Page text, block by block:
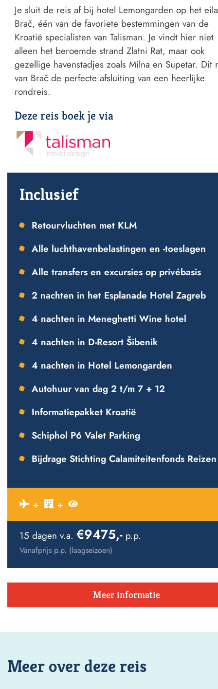
Je sluit de reis af bij hotel Lemongarden op het
Brač, één van de favoriete bestemmingen van de
Kroatië specialisten van Talisman. Je vindt hier niet
alleen het beroemde strand Zlatni Rat, maar ook
gezellige havenstadjes zoals Milna en Supetar. Dit
van Brač de perfecte afsluiting van een heerlijke
rondreis.
Deze reis boek je via
Inclusief
Retourvluchten met KLM
Alle luchthavenbelastingen en -toeslagen
Alle transfers en excursies op privébasis
2 nachten in het Esplanade Hotel Zagreb
4 nachten in Meneghetti Wine hotel
4 nachten in D-Resort Šibenik
4 nachten in Hotel Lemongarden
Autohuur van dag 2 t/m 7 + 12
Informatiepakket Kroatië
Schiphol P6 Valet Parking
Bijdrage Stichting Calamiteitenfonds Reizen
15 dagen v.a. €9475,- p.p.
Vanafprijs p.p. (laagseizoen)
Meer informatie
Meer over deze reis